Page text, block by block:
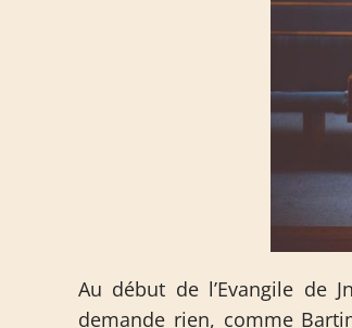
Au début de l’Evangile de
demande rien, comme